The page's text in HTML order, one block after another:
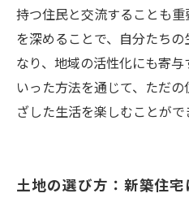
持つ住民と交流することも
を深めることで、自分たち
なり、地域の活性化にも寄
いった方法を通じて、ただ
ざした生活を楽しむことがで
土地の選び方：新築住